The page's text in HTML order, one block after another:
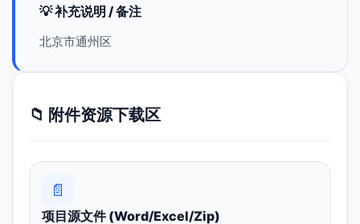
💡 补充说明 / 备注
北京市通州区
📁 附件资源下载区
📄
项目源文件 (Word/Excel/Zip)